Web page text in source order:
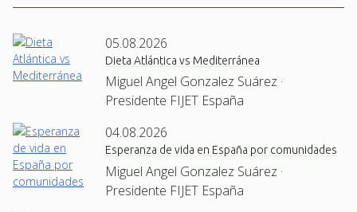
05.08.2026
Dieta Atlántica vs Mediterránea
Miguel Angel Gonzalez Suárez ·
Presidente FIJET España
04.08.2026
Esperanza de vida en España por comunidades
Miguel Angel Gonzalez Suárez ·
Presidente FIJET España